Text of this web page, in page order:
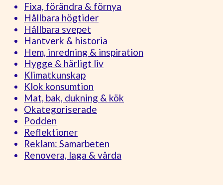
Fixa, förändra & förnya
Hållbara högtider
Hållbara svepet
Hantverk & historia
Hem, inredning & inspiration
Hygge & härligt liv
Klimatkunskap
Klok konsumtion
Mat, bak, dukning & kök
Okategoriserade
Podden
Reflektioner
Reklam: Samarbeten
Renovera, laga & vårda